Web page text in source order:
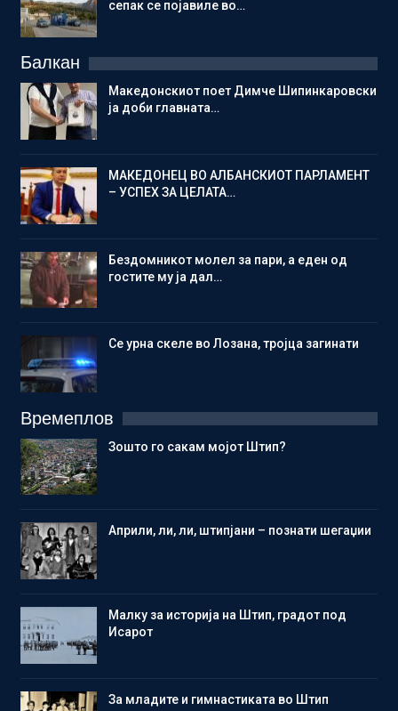
сепак се појавиле во…
Балкан
Македонскиот поет Димче Шипинкаровски
ја доби главната…
МАКЕДОНЕЦ ВО АЛБАНСКИОТ ПАРЛАМЕНТ
– УСПЕХ ЗА ЦЕЛАТА…
Бездомникот молел за пари, а еден од
гостите му ја дал…
Се урна скеле во Лозана, тројца загинати
Времеплов
Зошто го сакам мојот Штип?
Aприли, ли, ли, штипјани – познати шегаџии
Малку за историја на Штип, градот под
Исарот
Зa младите и гимнастиката во Штип